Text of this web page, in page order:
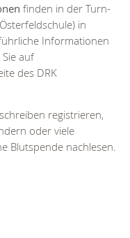
finden in der Turn-
in
Informationen
auf
des DRK
registrieren,
oder viele
Blutspende nachlesen.